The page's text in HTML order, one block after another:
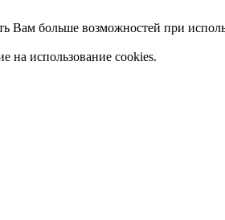
Вам больше возможностей при
на использование cookies.